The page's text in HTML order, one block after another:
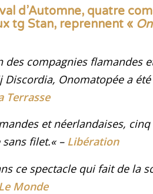
d’Automne, quatre
tg Stan, reprennent «
compagnies flamandes
Discordia, Onomatopéea été
Terrasse
et néerlandaises,
filet.« – Libération
ce spectacle qui fait de la
Le Monde